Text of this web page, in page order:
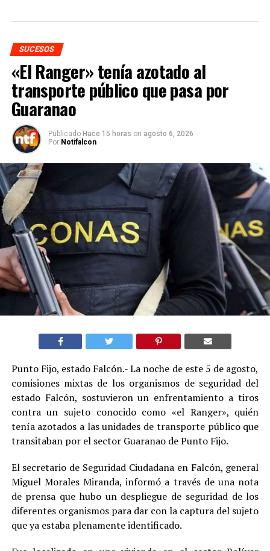
SUCESOS
«El Ranger» tenía azotado al
transporte público que pasa por
Guaranao
Publicado Hace 15 horas on agosto 6, 2026
Por Notifalcon
Punto Fijo, estado Falcón.- La noche de este 5 de agosto,
comisiones mixtas de los organismos de seguridad del
estado Falcón, sostuvieron un enfrentamiento a tiros
contra un sujeto conocido como «el Ranger», quién
tenía azotados a las unidades de transporte público que
transitaban por el sector Guaranao de Punto Fijo.
El secretario de Seguridad Ciudadana en Falcón, general
Miguel Morales Miranda, informó a través de una nota
de prensa que hubo un despliegue de seguridad de los
diferentes organismos para dar con la captura del sujeto
que ya estaba plenamente identificado.